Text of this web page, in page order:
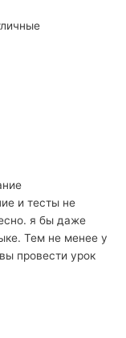
и тесты не
я бы даже
Тем не менее у
провести урок